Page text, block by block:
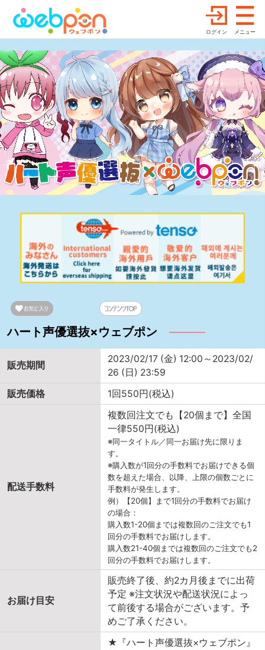
ログイン メニュー
ハート声優選抜×ウェブポン
販売期間
2023/02/17 (金) 12:00～2023/02/
26 (日) 23:59
販売価格
1回550円(税込)
配送手数料
複数回注文でも【20個まで】全国
一律550円(税込)
※同一タイトル／同一お届け先に限りま
す。
※購入数が1回分の手数料でお届けできる個
数を超えた場合、以降、上限の個数ごとに
手数料が発生します。
例）【20個】まで1回分の手数料でお届け
の場合：
購入数1-20個までは複数回のご注文でも1
回分の手数料でお届けします。
購入数21-40個までは複数回のご注文でも2
回分の手数料でお届けします。
お届け目安
販売終了後、約2カ月後までに出荷
予定 ※注文状況や配送状況によっ
て前後する場合がございます。予
めご了承ください。
★『ハート声優選抜×ウェブポン』